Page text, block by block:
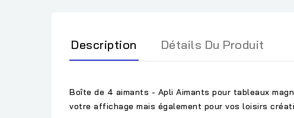
Description Détails Du Produit
Boîte de 4 aimants - Apli Aimants pour tableaux
votre affichage mais également pour vos loisirs